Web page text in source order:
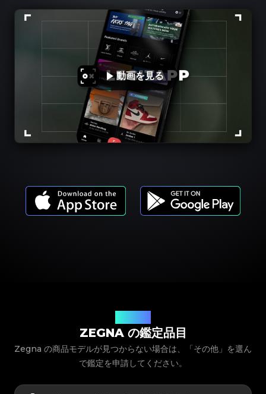
動画を見る
ZEGNA の鑑定品目
Zegna の商品モデルが見つからない場合は、「その他」を選ん
で鑑定を申請してください。